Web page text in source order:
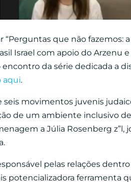
que não fazemos:
Israel com apoio do Arzenu
encontro da série dedicada a
aqui.
movimentos juvenis
de um ambiente inclusivo
a Júlia Rosenberg
pelas relações
potencializadora ferramenta